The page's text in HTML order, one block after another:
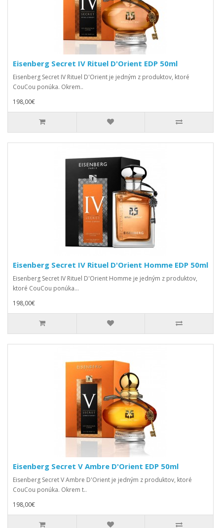
Eisenberg Secret IV Rituel D'Orient EDP 50ml
Eisenberg Secret IV Rituel D'Orient je jedným z produktov, ktoré
CouCou ponúka. Okrem..
198,00€
Eisenberg Secret IV Rituel D'Orient Homme EDP 50ml
Eisenberg Secret IV Rituel D'Orient Homme je jedným z produktov,
ktoré CouCou ponúka...
198,00€
Eisenberg Secret V Ambre D'Orient EDP 50ml
Eisenberg Secret V Ambre D'Orient je jedným z produktov, ktoré
CouCou ponúka. Okrem t..
198,00€